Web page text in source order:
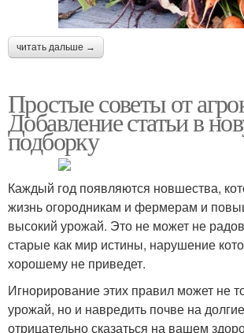
читать дальше →
Простые советы от
Добавление статьи в
подборку
Каждый год появляются новшества,
жизнь огородникам и фермерам и
высокий урожай. Это не может не
старые как мир истины, нарушение
хорошему не приведет.
Игнорирование этих правил может не
урожай, но и навредить почве на
отрицательно сказаться на вашем